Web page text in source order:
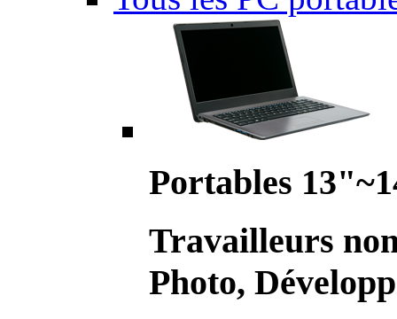
Portables
Travailleurs
Photo,